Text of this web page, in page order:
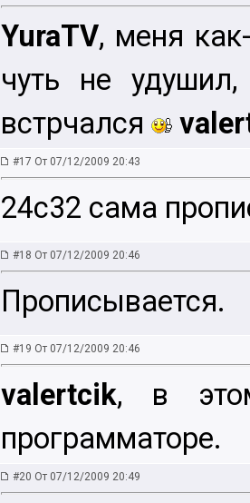
YuraTV, меня
чуть не
встрчался
#17 От 07/12/2009 20:43
24c32 сама
#18 От 07/12/2009 20:46
Прописывается.
#19 От 07/12/2009 20:46
valertcik, в
программаторе.
#20 От 07/12/2009 20:49